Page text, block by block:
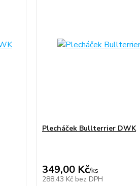
Plecháček Bullterrier DWK
349,00 Kč/ks
288,43 Kč bez DPH